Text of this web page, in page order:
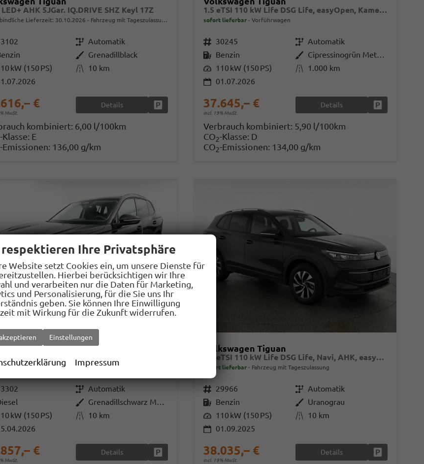
LED+ AHK 5JGar. IQ.DRIVE SHZ Keyl 17Z
Lieferzeit: 30.10.2026 Fahrzeug mit Tageszulassung
GetriebeAutomatik
AußenfarbeGrenadillblack
kW (150 PS) Kilometerstand 10 km
€
MwSt.
Details Fahrzeug parken
kombiniert: 6,00 l/100km
-Klasse: E
-Emissionen: 136,00 g/km
1.5 eTSI 110 kW Life DSG Life, easyOpen, Kamera, LED-Plus, Winterpaket
sofort lieferbar Vorführwagen
Fahrzeugnr. 30245 GetriebeAutomatik
Kraftstoff Benzin Außenfarbe
Cipressinogrün Metallic
Leistung 110 kW (150 PS) Kilometerstand 1.000 km
01.07.2026
37.645,– €
incl. 19% MwSt.
Details
Verbrauch kombiniert: 5,90 l/100km
CO2-Klasse: D
CO2-Emissionen: 134,00 g/km
Tiguan
LED+ IQ.DRIVE 5JGar SHZ Keyl 17Z ACC
lieferbar Fahrzeug mit Tageszulassung
GetriebeAutomatik
Außenfarbe
Grenadillschwarz Metallic
kW (150 PS) Kilometerstand 10 km
€
MwSt.
Details Fahrzeug parken
Volkswagen Tiguan
1.5 eTSI 110 kW Life DSG Life, Navi, AHK, easyOpen, LED-Plus, Kamera
sofort lieferbar Fahrzeug mit Tageszulassung
Fahrzeugnr. 29966 GetriebeAutomatik
Kraftstoff Benzin AußenfarbeUranograu
Leistung
110 kW (150 PS) Kilometerstand 10 km
01.09.2025
38.035,– €
incl. 19% MwSt.
Details
Ihre Privatsphäre
Website setzt Cookies ein, um unsere Dienste für
Hierbei berücksichtigen wir Ihre
und verarbeiten nur die Daten für Marketing,
und Personalisierung, für die Sie uns Ihr
geben. Sie können Ihre Einwilligung
mit Wirkung für die Zukunft widerrufen.
Einstellungen
Impressum